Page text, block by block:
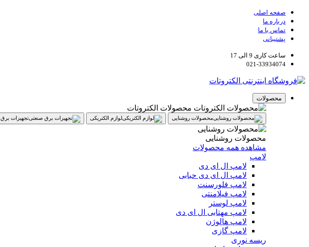
صفحه اصلی
درباره ما
تماس با ما
پشتیبانی
ساعت کاری 9 الی 17
021-33934074
محصولات
محصولات الکتروتات
محصولات روشنایی لوازم الکتریکی تجهیزات
محصولات روشنایی
مشاهده همه محصولات
لامپ
لامپ ال ای دی
لامپ ال ای دی حبابی
لامپ فلورسنت
لامپ فیلامنتی
لامپ لوستر
لامپ مهتابی ال ای دی
لامپ هالوژن
لامپ گازی
ریسه نوری